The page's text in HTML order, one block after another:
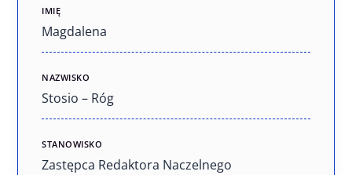
IMIĘ
Magdalena
NAZWISKO
Stosio – Róg
STANOWISKO
Zastępca Redaktora Naczelnego